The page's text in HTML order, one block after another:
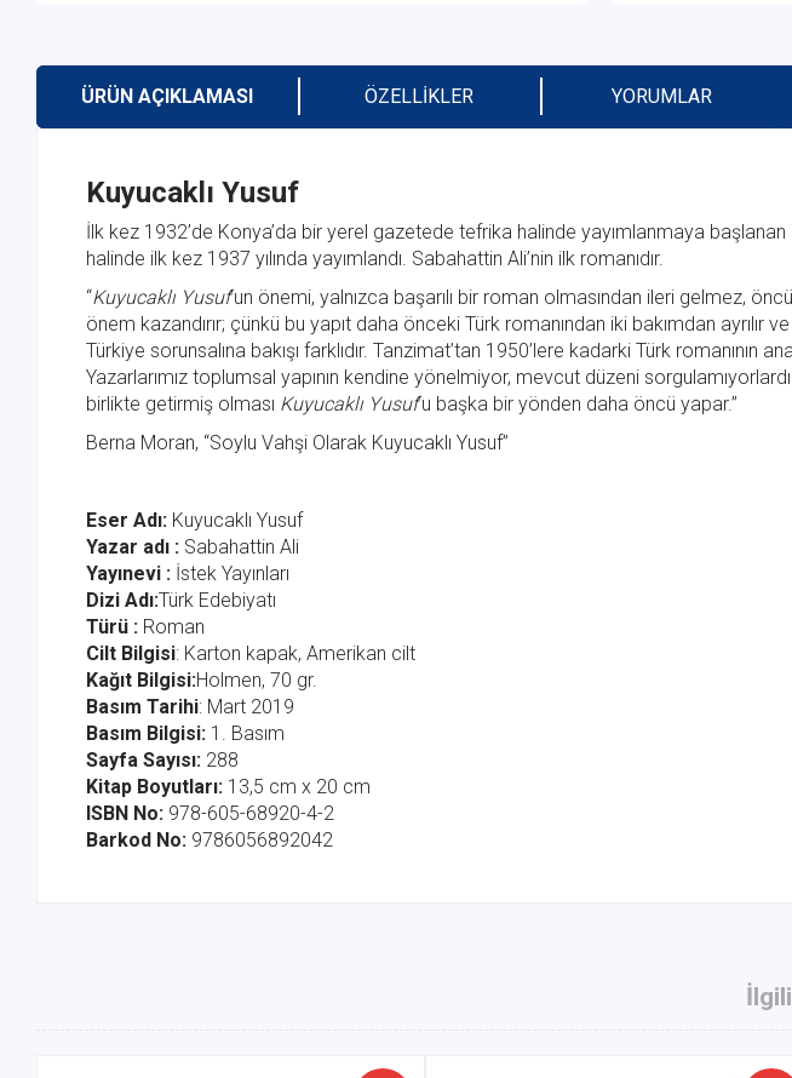
ÜRÜN AÇIKLAMASI ÖZELLIKLER YORUMLAR
Kuyucaklı Yusuf
İlk kez 1932’de Konya’da bir yerel gazetede tefrika halinde yayımlanmaya başlanan
halinde ilk kez 1937 yılında yayımlandı. Sabahattin Ali’nin ilk romanıdır.
“Kuyucaklı Yusuf’un önemi, yalnızca başarılı bir roman olmasından ileri gelmez,
önem kazandırır; çünkü bu yapıt daha önceki Türk romanından iki bakımdan ayrılır
Türkiye sorunsalına bakışı farklıdır. Tanzimat’tan 1950’lere kadarki Türk romanının
Yazarlarımız toplumsal yapının kendine yönelmiyor, mevcut düzeni
birlikte getirmiş olması Kuyucaklı Yusuf’u başka bir yönden daha öncü yapar.”
Berna Moran, “Soylu Vahşi Olarak Kuyucaklı Yusuf”
Eser Adı: Kuyucaklı Yusuf
Yazar adı : Sabahattin Ali
Yayınevi : İstek Yayınları
Dizi Adı:Türk Edebiyatı
Türü : Roman
Cilt Bilgisi: Karton kapak, Amerikan cilt
Kağıt Bilgisi:Holmen, 70 gr.
Basım Tarihi: Mart 2019
Basım Bilgisi: 1. Basım
Sayfa Sayısı: 288
Kitap Boyutları: 13,5 cm x 20 cm
ISBN No: 978-605-68920-4-2
Barkod No: 9786056892042